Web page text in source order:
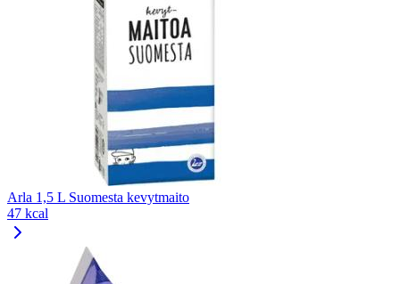
Arla 1,5 L Suomesta kevytmaito
47 kcal